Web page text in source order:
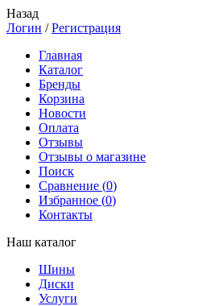
Назад
Логин /Регистрация
Главная
Каталог
Бренды
Корзина
Новости
Оплата
Отзывы
Отзывы о магазине
Поиск
Сравнение (0)
Избранное (0)
Контакты
Наш каталог
Шины
Диски
Услуги